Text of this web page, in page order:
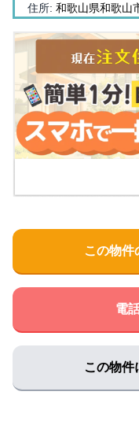
住所: 和歌山県和歌山
和歌浦中央病院
和歌山県和歌
医療法人 青松会 河西
住所:和歌山県和歌山
有井医院
住所:
和歌山県和歌山
る
医療法人 良友会 西和
和歌山県和歌山
和歌山県和歌山
和歌山労災病院
和歌山県和歌山
稲田病院
この物件
電
この物件